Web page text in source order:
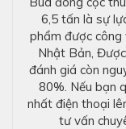
6,5 tấn là sự
phẩm được công
Nhật Bản,
đánh giá còn
80%. Nếu bạn
nhất điện thoại
tư vấn